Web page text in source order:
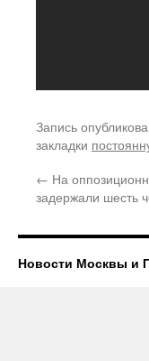
Запись
закладки
← На
задержали шесть
Новости Москвы и